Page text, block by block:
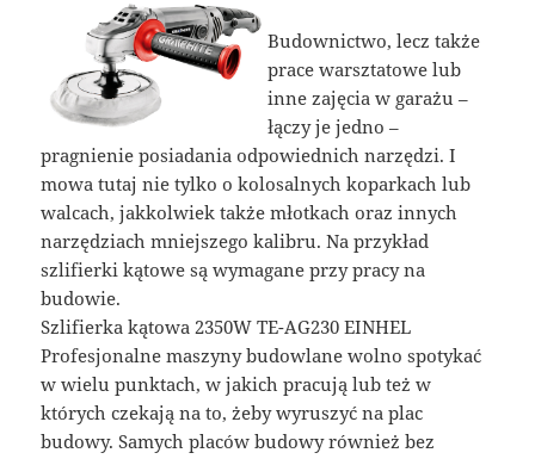
Budownictwo, lecz także
prace warsztatowe lub
inne zajęcia w garażu –
łączy je jedno –
pragnienie posiadania odpowiednich narzędzi. I
mowa tutaj nie tylko o kolosalnych koparkach lub
walcach, jakkolwiek także młotkach oraz innych
narzędziach mniejszego kalibru. Na przykład
szlifierki kątowe są wymagane przy pracy na
budowie.
Szlifierka kątowa 2350W TE-AG230 EINHEL
Profesjonalne maszyny budowlane wolno spotykać
w wielu punktach, w jakich pracują lub też w
których czekają na to, żeby wyruszyć na plac
budowy. Samych placów budowy również bez